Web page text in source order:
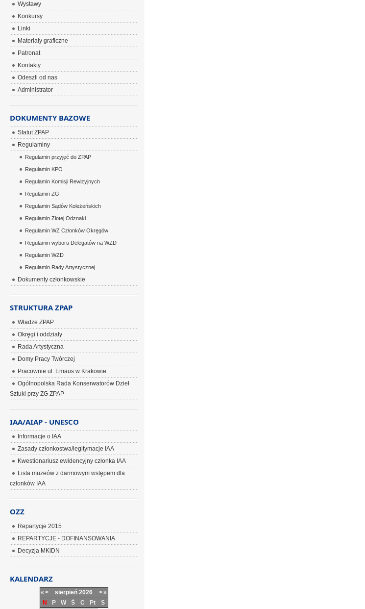
Wystawy
Konkursy
Linki
Materiały graficzne
Patronat
Kontakty
Odeszli od nas
Administrator
DOKUMENTY BAZOWE
Statut ZPAP
Regulaminy
Regulamin przyjęć do ZPAP
Regulamin KPO
Regulamin Komisji Rewizyjnych
Regulamin ZG
Regulamin Sądów Koleżeńskich
Regulamin Złotej Odznaki
Regulamin WZ Członków Okręgów
Regulamin wyboru Delegatów na WZD
Regulamin WZD
Regulamin Rady Artystycznej
Dokumenty członkowskie
STRUKTURA ZPAP
Władze ZPAP
Okręgi i oddziały
Rada Artystyczna
Domy Pracy Twórczej
Pracownie ul. Emaus w Krakowie
Ogólnopolska Rada Konserwatorów Dzieł
Sztuki przy ZG ZPAP
IAA/AIAP - UNESCO
Informacje o IAA
Zasady członkostwa/legitymacje IAA
Kwestionariusz ewidencyjny członka IAA
Lista muzeów z darmowym wstępem dla
członków IAA
OZZ
Repartycje 2015
REPARTYCJE - DOFINANSOWANIA
Decyzja MKiDN
KALENDARZ
« < sierpień 2026 >»
N
P W Ś C Pt
S